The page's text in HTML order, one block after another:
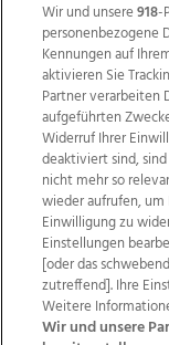
Wir über uns
Datenschutz
AGB Website
Wir und unsere918-
personenbezogene
Kennungen auf
aktivieren Sie
Partner verarbeiten
aufgeführten
Widerruf Ihrer
deaktiviert sind,
nicht mehr so
wieder aufrufen, um
Einwilligung zu
Einstellungen
[oder das
zutreffend]. Ihre
Weitere
Wir und unsere